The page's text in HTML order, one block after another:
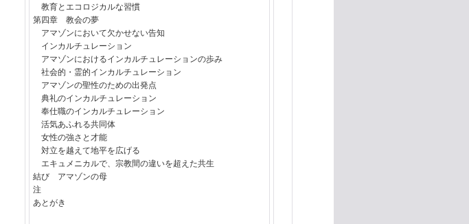
教育とエコロジカルな習慣
第四章 教会の夢
アマゾンにおいて欠かせない告知
インカルチュレーション
アマゾンにおけるインカルチュレーションの歩み
社会的・霊的インカルチュレーション
アマゾンの聖性のための出発点
典礼のインカルチュレーション
奉仕職のインカルチュレーション
活気あふれる共同体
女性の強さと才能
対立を越えて地平を広げる
エキュメニカルで、宗教間の違いを超えた共生
結び アマゾンの母
注
あとがき